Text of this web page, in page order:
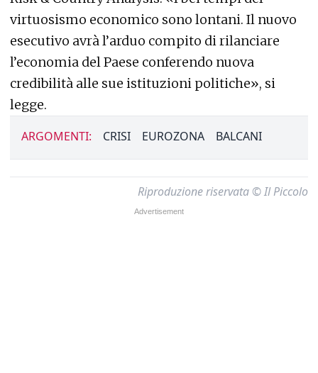
virtuosismo economico sono lontani. Il nuovo
esecutivo avrà l’arduo compito di rilanciare
l’economia del Paese conferendo nuova
credibilità alle sue istituzioni politiche», si
legge.
ARGOMENTI: CRISI EUROZONA BALCANI
Riproduzione riservata © Il Piccolo